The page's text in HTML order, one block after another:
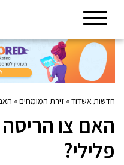
חדשות אשדוד» זירת המומחים»
האם צו הריסה
פלילי?